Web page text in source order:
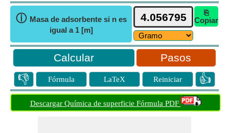
ⓘ Masa de adsorbente si n es
igual a 1 [m]
⎘
Copiar
Pasos
👎 Fórmula LaTeX Reiniciar 👍
Descargar Química de superficie Fórmula PDF